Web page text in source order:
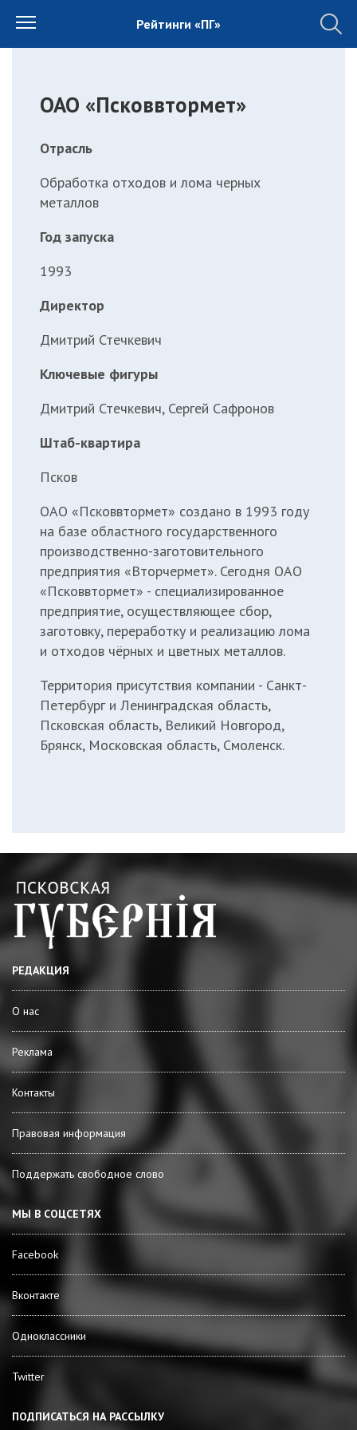
Рейтинги «ПГ»
ОАО «Псковвтормет»
Отрасль
Обработка отходов и лома черных
металлов
Год запуска
1993
Директор
Дмитрий Стечкевич
Ключевые фигуры
Дмитрий Стечкевич, Сергей Сафронов
Штаб-квартира
Псков
ОАО «Псковвтормет» создано в 1993 году
на базе областного государственного
производственно-заготовительного
предприятия «Вторчермет». Сегодня ОАО
«Псковвтормет» - специализированное
предприятие, осуществляющее сбор,
заготовку, переработку и реализацию лома
и отходов чёрных и цветных металлов.
Территория присутствия компании - Санкт-
Петербург и Ленинградская область,
Псковская область, Великий Новгород,
Брянск, Московская область, Смоленск.
РЕДАКЦИЯ
О нас
Реклама
Контакты
Правовая информация
Поддержать свободное слово
МЫ В СОЦСЕТЯХ
Facebook
Вконтакте
Одноклассники
Twitter
ПОДПИСАТЬСЯ НА РАССЫЛКУ